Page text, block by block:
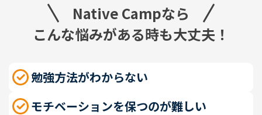
Native Campなら
こんな悩みがある時も大丈夫！
勉強方法がわからない
モチベーションを保つのが難しい